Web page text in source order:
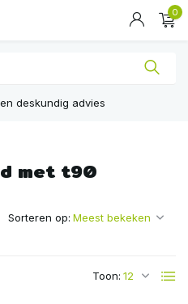
0
deskundig advies
met t90
Toon:
Sorteren op: